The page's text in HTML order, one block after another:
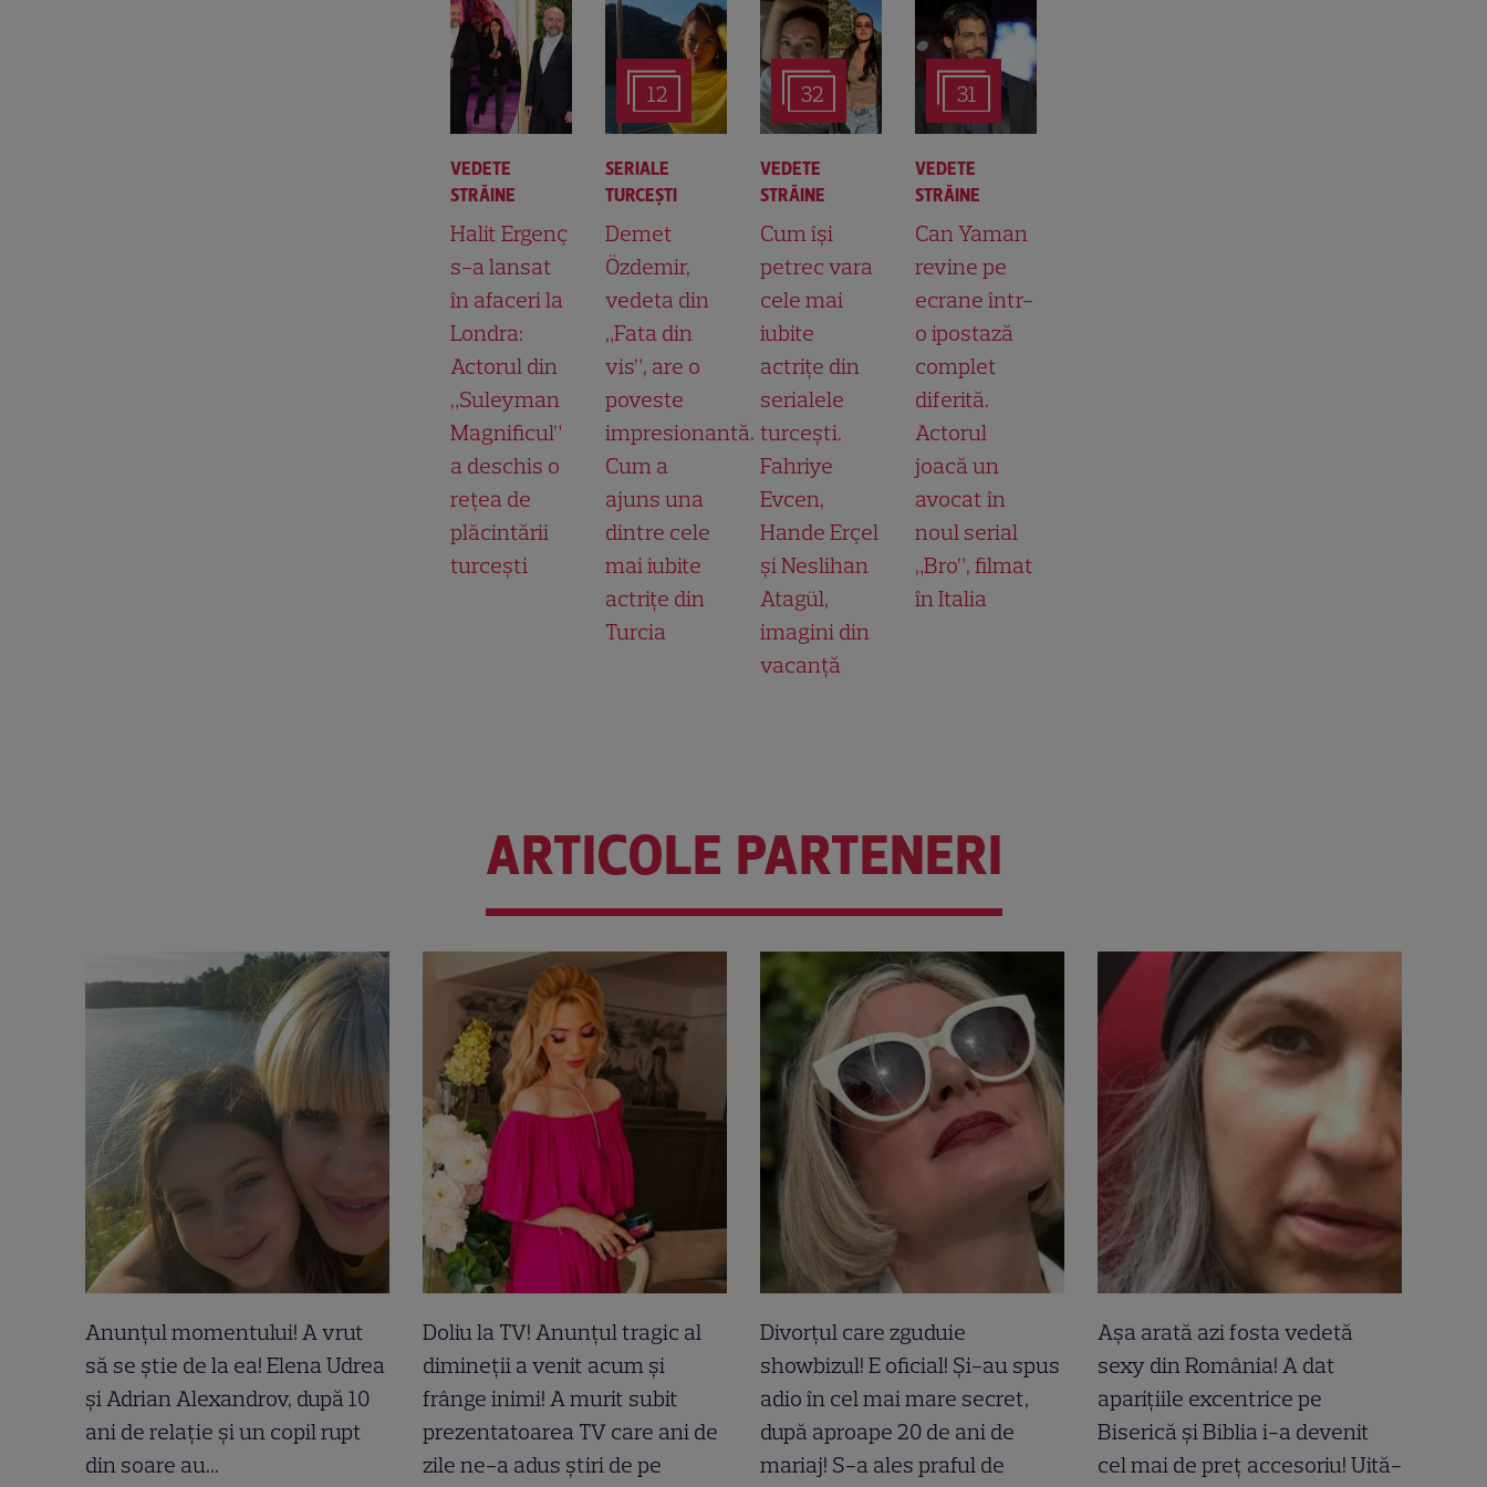
VEDETE
STRĂINE
Halit Ergenç
s-a lansat
în afaceri la
Londra:
Actorul din
„Suleyman
Magnificul”
a deschis o
rețea de
plăcintării
turcești
12
SERIALE
TURCEŞTI
Demet
Özdemir,
vedeta din
„Fata din
vis”, are o
poveste
impresionantă.
Cum a
ajuns una
dintre cele
mai iubite
actrițe din
Turcia
32
VEDETE
STRĂINE
Cum își
petrec vara
cele mai
iubite
actrițe din
serialele
turcești.
Fahriye
Evcen,
Hande Erçel
și Neslihan
Atagül,
imagini din
vacanță
31
VEDETE
STRĂINE
Can Yaman
revine pe
ecrane într-
o ipostază
complet
diferită.
Actorul
joacă un
avocat în
noul serial
„Bro”, filmat
în Italia
ARTICOLE PARTENERI
Anunțul momentului! A vrut
să se știe de la ea! Elena Udrea
și Adrian Alexandrov, după 10
ani de relație și un copil rupt
din soare au...
Doliu la TV! Anunțul tragic al
dimineții a venit acum și
frânge inimi! A murit subit
prezentatoarea TV care ani de
zile ne-a adus știri de pe
Divorțul care zguduie
showbizul! E oficial! Și-au spus
adio în cel mai mare secret,
după aproape 20 de ani de
mariaj! S-a ales praful de
Așa arată azi fosta vedetă
sexy din România! A dat
aparițiile excentrice pe
Biserică și Biblia i-a devenit
cel mai de preț accesoriu! Uită-